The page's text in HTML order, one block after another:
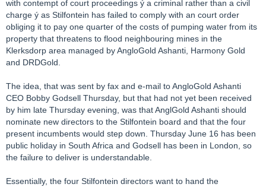
with contempt of court proceedings ý a criminal rather than a civil
charge ý as Stilfontein has failed to comply with an court order
obliging it to pay one quarter of the costs of pumping water from its
property that threatens to flood neighbouring mines in the
Klerksdorp area managed by AngloGold Ashanti, Harmony Gold
and DRDGold.
The idea, that was sent by fax and e-mail to AngloGold Ashanti
CEO Bobby Godsell Thursday, but that had not yet been received
by him late Thursday evening, was that AnglGold Ashanti should
nominate new directors to the Stilfontein board and that the four
present incumbents would step down. Thursday June 16 has been
public holiday in South Africa and Godsell has been in London, so
the failure to deliver is understandable.
Essentially, the four Stilfontein directors want to hand the